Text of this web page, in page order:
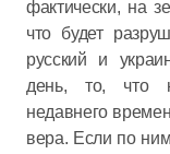
фактически, на
что будет
русский и
день, то, что
недавнего
вера. Если по